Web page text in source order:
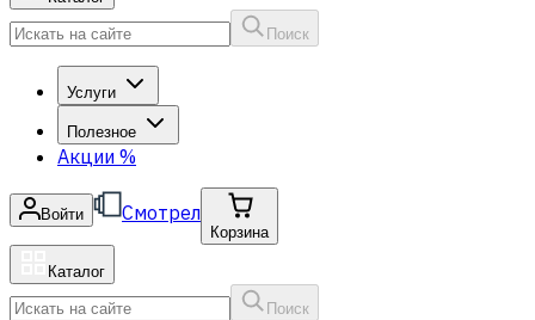
Поиск
Услуги
Полезное
Акции %
Войти Смотрел
Корзина
Каталог
Поиск